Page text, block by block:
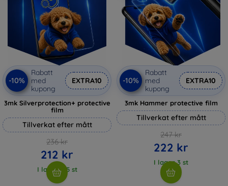
-10%
Rabatt
med
kupong
EXTRA10
3mk Silverprotection+ protective
film
Tillverkat efter mått
236 kr
212 kr
I lager > 5 st
-10%
Rabatt
med
kupong
EXTRA10
3mk Hammer protective film
Tillverkat efter mått
247 kr
222 kr
I lager 3 st